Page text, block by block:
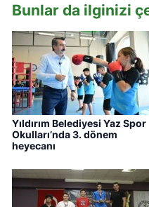
Bunlar da ilginizi
Yıldırım Belediyesi Yaz Spor
Okulları’nda 3. dönem
heyecanı